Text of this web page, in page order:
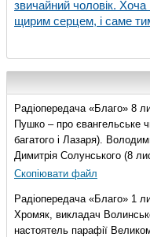
звичайний чоловік. Хоча
щирим серцем, і саме
Радіопередача «Благо» 8
Пушко – про євангельське
багатого і Лазаря).
Димитрія Солунського (8
Скопіювати файл
Радіопередача «Благо» 1
Хромяк, викладач
настоятель парафії